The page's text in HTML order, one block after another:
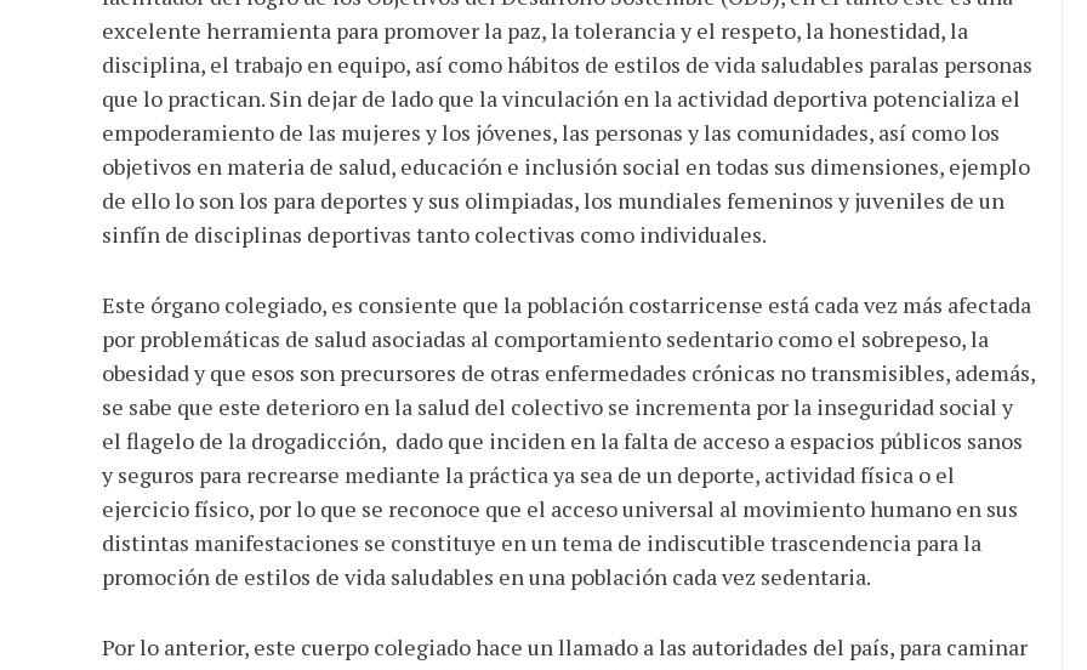
excelente herramienta para promover la paz, la tolerancia y el respeto, la honestidad, la
disciplina, el trabajo en equipo, así como hábitos de estilos de vida saludables paralas personas
que lo practican. Sin dejar de lado que la vinculación en la actividad deportiva potencializa el
empoderamiento de las mujeres y los jóvenes, las personas y las comunidades, así como los
objetivos en materia de salud, educación e inclusión social en todas sus dimensiones, ejemplo
de ello lo son los para deportes y sus olimpiadas, los mundiales femeninos y juveniles de un
sinfín de disciplinas deportivas tanto colectivas como individuales.
Este órgano colegiado, es consiente que la población costarricense está cada vez más afectada
por problemáticas de salud asociadas al comportamiento sedentario como el sobrepeso, la
obesidad y que esos son precursores de otras enfermedades crónicas no transmisibles, además,
se sabe que este deterioro en la salud del colectivo se incrementa por la inseguridad social y
el flagelo de la drogadicción, dado que inciden en la falta de acceso a espacios públicos sanos
y seguros para recrearse mediante la práctica ya sea de un deporte, actividad física o el
ejercicio físico, por lo que se reconoce que el acceso universal al movimiento humano en sus
distintas manifestaciones se constituye en un tema de indiscutible trascendencia para la
promoción de estilos de vida saludables en una población cada vez sedentaria.
Por lo anterior, este cuerpo colegiado hace un llamado a las autoridades del país, para caminar